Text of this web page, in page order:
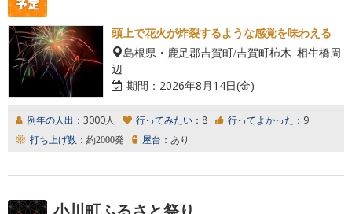
頭上で花火が炸裂するような感覚を味わえる
島根県・鹿足郡吉賀町/吉賀町柿木 相生橋周
辺
期間： 2026年8月14日(金)
例年の人出： 3000人 行ってみたい： 8 行ってよかった： 9
打ち上げ数： 約2000発 屋台： あり